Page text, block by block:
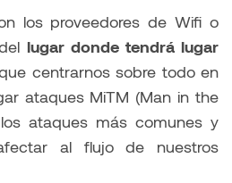
los proveedores de Wifi o
lugar donde tendrá lugar
centrarnos sobre todo en
ataques MiTM (Man in the
ataques más comunes y
al flujo de nuestros